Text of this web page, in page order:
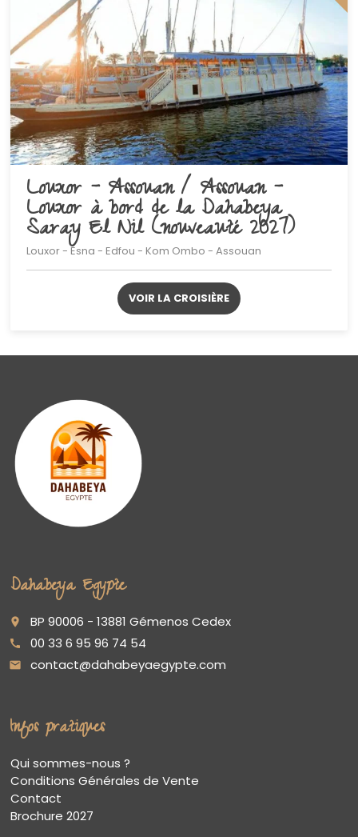
Louxor – Assouan / Assouan –
Louxor à bord de la Dahabeya
Saray El Nil (nouveauté 2027)
Louxor - Esna - Edfou - Kom Ombo - Assouan
VOIR LA CROISIÈRE
Dahabeya Egypte
place BP 90006 - 13881 Gémenos Cedex
call 00 33 6 95 96 74 54
email contact@dahabeyaegypte.com
Infos pratiques
Qui sommes-nous ?
Conditions Générales de Vente
Contact
Brochure 2027